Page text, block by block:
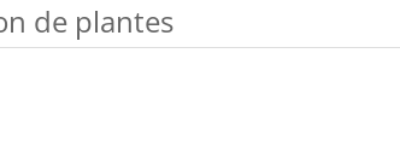
de plantes